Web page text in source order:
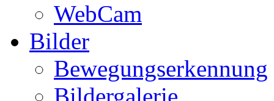
WebCam
Bilder
Bewegungserkennung